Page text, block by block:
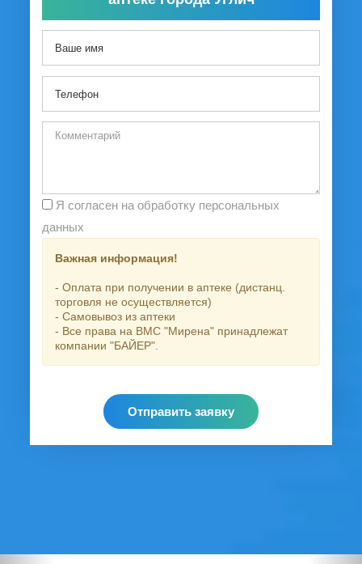
данных
Важная информация!
- Оплата при получении в аптеке (дистанц.
торговля не осуществляется)
- Самовывоз из аптеки
- Все права на ВМС "Мирена" принадлежат
компании "БАЙЕР".
Отправить заявку